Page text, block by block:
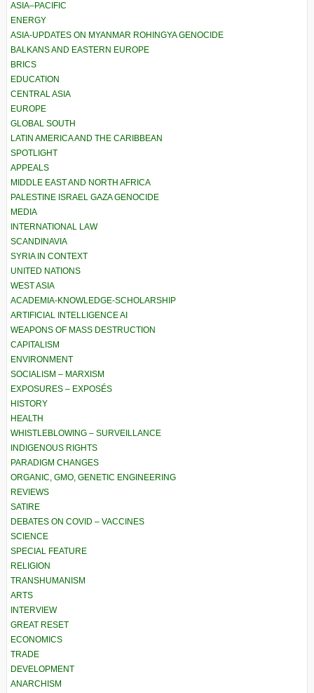
ASIA–PACIFIC
ENERGY
ASIA-UPDATES ON MYANMAR ROHINGYA GENOCIDE
BALKANS AND EASTERN EUROPE
BRICS
EDUCATION
CENTRAL ASIA
EUROPE
GLOBAL SOUTH
LATIN AMERICA AND THE CARIBBEAN
SPOTLIGHT
APPEALS
MIDDLE EAST AND NORTH AFRICA
PALESTINE ISRAEL GAZA GENOCIDE
MEDIA
INTERNATIONAL LAW
SCANDINAVIA
SYRIA IN CONTEXT
UNITED NATIONS
WEST ASIA
ACADEMIA-KNOWLEDGE-SCHOLARSHIP
ARTIFICIAL INTELLIGENCE AI
WEAPONS OF MASS DESTRUCTION
CAPITALISM
ENVIRONMENT
SOCIALISM – MARXISM
EXPOSURES – EXPOSÉS
HISTORY
HEALTH
WHISTLEBLOWING – SURVEILLANCE
INDIGENOUS RIGHTS
PARADIGM CHANGES
ORGANIC, GMO, GENETIC ENGINEERING
REVIEWS
SATIRE
DEBATES ON COVID – VACCINES
SCIENCE
SPECIAL FEATURE
RELIGION
TRANSHUMANISM
ARTS
INTERVIEW
GREAT RESET
ECONOMICS
TRADE
DEVELOPMENT
ANARCHISM